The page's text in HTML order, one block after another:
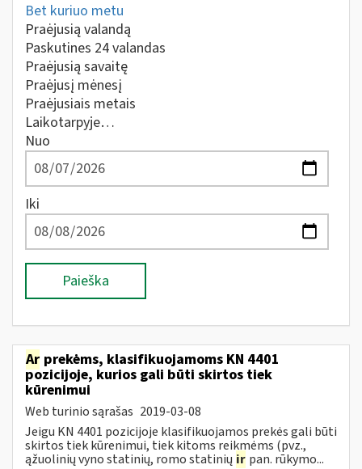
Bet kuriuo metu
Praėjusią valandą
Paskutines 24 valandas
Praėjusią savaitę
Praėjusį mėnesį
Praėjusiais metais
Laikotarpyje…
Nuo
Iki
Paieška
Ar prekėms, klasifikuojamoms KN 4401
pozicijoje, kurios gali būti skirtos tiek
kūrenimui
Web turinio sąrašas 2019-03-08
Jeigu KN 4401 pozicijoje klasifikuojamos prekės gali būti
skirtos tiek kūrenimui, tiek kitoms reikmėms (pvz.,
ąžuolinių vyno statinių, romo statinių ir pan. rūkymo...